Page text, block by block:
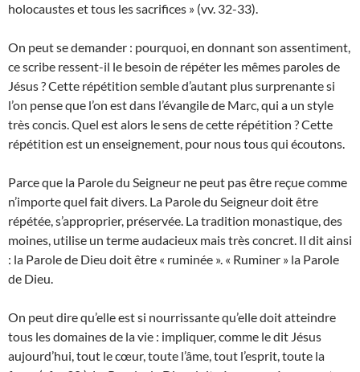
holocaustes et tous les sacrifices » (vv. 32-33).
On peut se demander : pourquoi, en donnant son assentiment,
ce scribe ressent-il le besoin de répéter les mêmes paroles de
Jésus ? Cette répétition semble d’autant plus surprenante si
l’on pense que l’on est dans l’évangile de Marc, qui a un style
très concis. Quel est alors le sens de cette répétition ? Cette
répétition est un enseignement, pour nous tous qui écoutons.
Parce que la Parole du Seigneur ne peut pas être reçue comme
n’importe quel fait divers. La Parole du Seigneur doit être
répétée, s’approprier, préservée. La tradition monastique, des
moines, utilise un terme audacieux mais très concret. Il dit ainsi
: la Parole de Dieu doit être « ruminée ». « Ruminer » la Parole
de Dieu.
On peut dire qu’elle est si nourrissante qu’elle doit atteindre
tous les domaines de la vie : impliquer, comme le dit Jésus
aujourd’hui, tout le cœur, toute l’âme, tout l’esprit, toute la